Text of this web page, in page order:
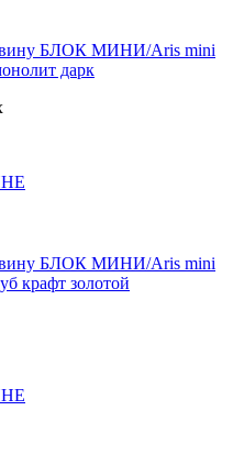
БЛОК МИНИ/Aris mini
дарк
БЛОК МИНИ/Aris mini
крафт золотой